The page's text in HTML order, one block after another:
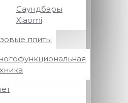
Саундбары
Xiaomi
плиты